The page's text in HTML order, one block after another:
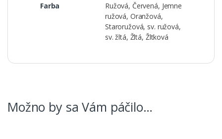
Farba
Ružová, Červená, Jemne
ružová, Oranžová,
Staroružová, sv. ružová,
sv. žltá, Žltá, Žltková
Možno by sa Vám páčilo…